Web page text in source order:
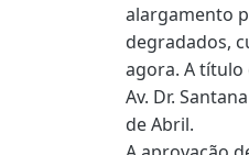
alargamento
degradados,
agora. A título
Av. Dr.
de Abril.